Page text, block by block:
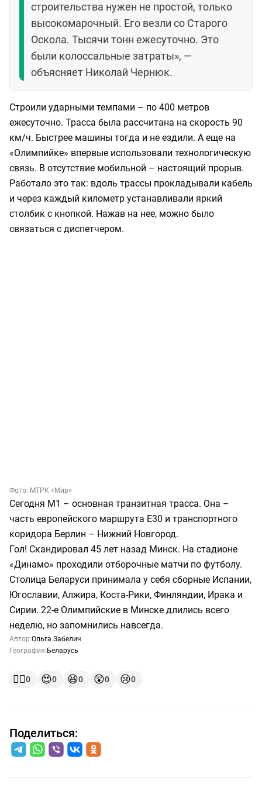
строительства нужен не простой, только
высокомарочный. Его везли со Старого
Оскола. Тысячи тонн ежесуточно. Это
были колоссальные затраты», —
объясняет Николай Чернюк.
Строили ударными темпами – по 400 метров
ежесуточно. Трасса была рассчитана на скорость 90
км/ч. Быстрее машины тогда и не ездили. А еще на
«Олимпийке» впервые использовали технологическую
связь. В отсутствие мобильной – настоящий прорыв.
Работало это так: вдоль трассы прокладывали кабель
и через каждый километр устанавливали яркий
столбик с кнопкой. Нажав на нее, можно было
связаться с диспетчером.
Фото: МТРК «Мир»
Сегодня М1 – основная транзитная трасса. Она –
часть европейского маршрута Е30 и транспортного
коридора Берлин – Нижний Новгород.
Гол! Скандировал 45 лет назад Минск. На стадионе
«Динамо» проходили отборочные матчи по футболу.
Столица Беларуси принимала у себя сборные Испании,
Югославии, Алжира, Коста-Рики, Финляндии, Ирака и
Сирии. 22-е Олимпийские в Минске длились всего
неделю, но запомнились навсегда.
Автор:Ольга Забелич
География: Беларусь
👍🏻0 😍0 😆0 😲0 😢0
Поделиться: